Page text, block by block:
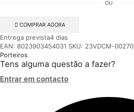
(PL8451V)
|
COMELIT
OU
COMPRAR AGORA
Entrega prevista4 dias
EAN: 8023903454031 SKU: 23VDCM-00270
Porteiros
Tens alguma questão a fazer?
Entrar em contacto